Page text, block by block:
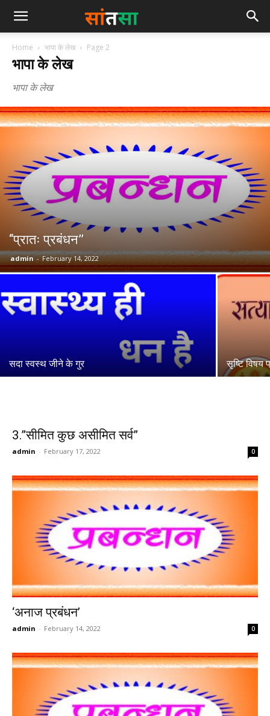
Home भापा के लेख Page 2
भापा के लेख
भापा के लेख
‘‘प्रातः प्रबंधन’’
admin - February 14, 2022
सदा स्वस्थ जीने के गुर सृष्टि विषय
3.”सीमित कुछ असीमित सर्व”
admin - February 17, 2022 0
‘अनाज प्रबंधन’
admin - February 14, 2022 0